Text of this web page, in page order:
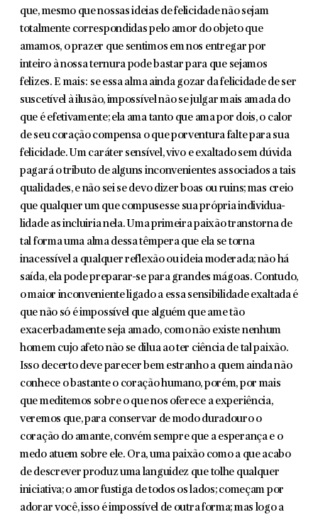
que, mesmo que nossas ideias de felicidade não sejam
totalmente correspon­didas pelo amor do objeto que
amamos, o prazer que sentimos em nos entre­gar por
inteiro à nossa ternura pode bastar para que sejamos
felizes. E mais: se essa alma ainda gozar da felicidade de ser
suscetível à ilusão, impossível não se julgar mais amada do
que é efetivamente; ela ama tanto que ama por dois, o calor
de seu coração compensa o que porventura falte para sua
felicidade. Um caráter sensível, vivo e exaltado sem dúvida
pagará o tributo de alguns inconvenientes associados a tais
qualidades, e não sei se devo dizer boas ou ruins; mas creio
que qualquer um que compusesse sua própria individua­
lidade as incluiria nela. Uma primeira paixão transtorna de
tal forma uma alma dessa têmpera que ela se torna
inacessível a qualquer reflexão ou ideia moderada; não há
saída, ela pode preparar-se para grandes mágoas. Con­tudo,
o maior inconveniente ligado a essa sensibilidade exaltada é
que não só é impossível que alguém que ame tão
exacerbadamente seja amado, como não existe nenhum
homem cujo afeto não se dilua ao ter ciência de tal paixão.
Isso decerto deve parecer bem estranho a quem ainda não
conhece o bastante o coração humano, porém, por mais
que meditemos sobre o que nos oferece a experiência,
veremos que, para conservar de modo duradouro o
coração do amante, convém sempre que a esperança e o
medo atuem sobre ele. Ora, uma paixão como a que acabo
de descrever produz uma languidez que tolhe qual­quer
iniciativa; o amor fustiga de todos os lados; começam por
adorar você, isso é impossível de outra forma; mas logo a